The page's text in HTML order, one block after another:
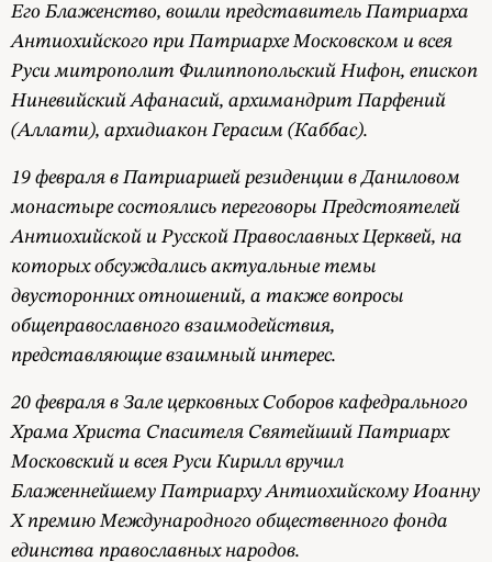
Его Блаженство, вошли представитель Патриарха
Антиохийского при Патриархе Московском и всея
Руси митрополит Филиппопольский Нифон, епископ
Ниневийский Афанасий, архимандрит Парфений
(Аллати), архидиакон Герасим (Каббас).
19 февраля в Патриаршей резиденции в Даниловом
монастыре состоялись переговоры Предстоятелей
Антиохийской и Русской Православных Церквей, на
которых обсуждались актуальные темы
двусторонних отношений, а также вопросы
общеправославного взаимодействия,
представляющие взаимный интерес.
20 февраля в Зале церковных Соборов кафедрального
Храма Христа Спасителя Святейший Патриарх
Московский и всея Руси Кирилл вручил
Блаженнейшему Патриарху Антиохийскому Иоанну
X премию Международного общественного фонда
единства православных народов.